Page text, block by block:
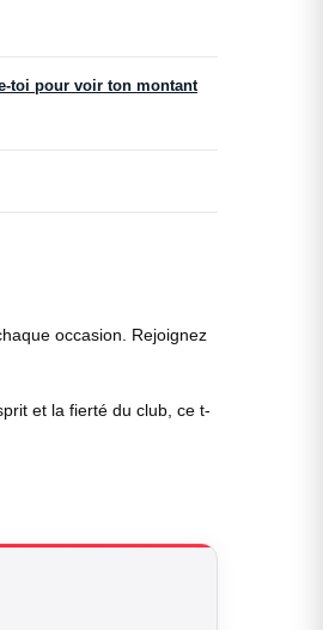
toi pour voir ton montant
occasion. Rejoignez
et la fierté du club, ce t-